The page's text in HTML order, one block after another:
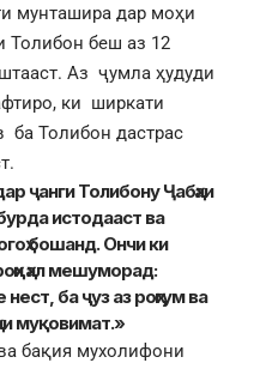
мунташира дар моҳи
Толибон беш аз 12
Аз ҷумла ҳудуди
ки ширкати
Толибон дастрас
ҷанги Толибону Ҷабҳаи
истодааст ва
бошанд. Ончи ки
ҳал мешуморад:
ба ҷуз аз роҳгум ва
муқовимат.»
бақия мухолифони